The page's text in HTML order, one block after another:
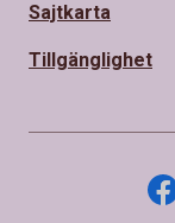
Sajtkarta
Tillgänglighet